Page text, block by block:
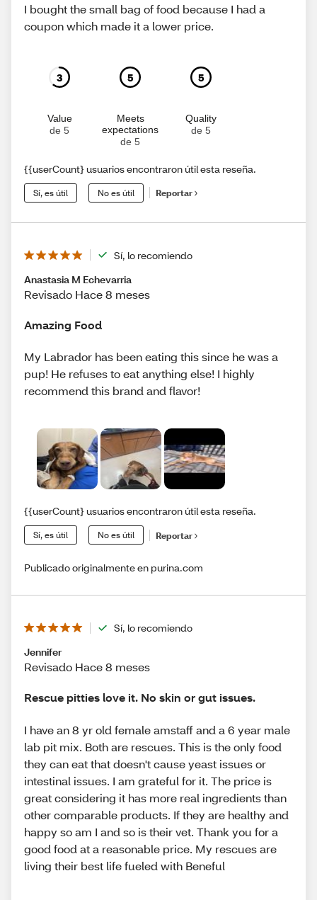
I bought the small bag of food because I had a
coupon which made it a lower price.
3
Value
de 5
5
Meets
expectations
de 5
5
Quality
de 5
{{userCount} usuarios encontraron útil esta reseña.
Sí, es útil No es útil Reportar
Sí, lo recomiendo
Anastasia M Echevarria
Revisado Hace 8 meses
Amazing Food
My Labrador has been eating this since he was a
pup! He refuses to eat anything else! I highly
recommend this brand and flavor!
{{userCount} usuarios encontraron útil esta reseña.
Sí, es útil No es útil Reportar
Publicado originalmente en purina.com
Sí, lo recomiendo
Jennifer
Revisado Hace 8 meses
Rescue pitties love it. No skin or gut issues.
I have an 8 yr old female amstaff and a 6 year male
lab pit mix. Both are rescues. This is the only food
they can eat that doesn't cause yeast issues or
intestinal issues. I am grateful for it. The price is
great considering it has more real ingredients than
other comparable products. If they are healthy and
happy so am I and so is their vet. Thank you for a
good food at a reasonable price. My rescues are
living their best life fueled with Beneful